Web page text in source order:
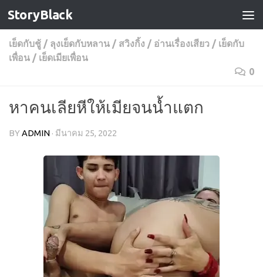
Skip to content
StoryBlack
เย็ดกับชู้ / ลุงเย็ดกับหลาน / สวิงกิ้ง / อ่านเรื่องเสียว / เย็ดกับ
เพื่อน / เย็ดเมียเพื่อน
0
หาคนเลียหีให้เมียจนน้ำแตก
BYADMIN · มีนาคม 25, 2022